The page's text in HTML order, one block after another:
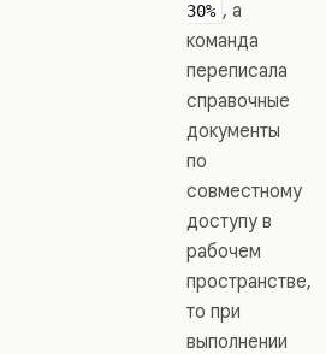
30% , а
команда
переписала
справочные
документы
по
совместному
доступу в
рабочем
пространстве,
то при
выполнении